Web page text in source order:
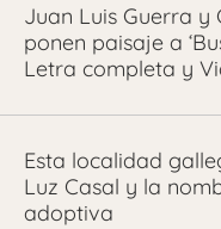
Juan Luis Guerra y
ponen paisaje a
Letra completa y
Esta localidad
Luz Casal y la
adoptiva